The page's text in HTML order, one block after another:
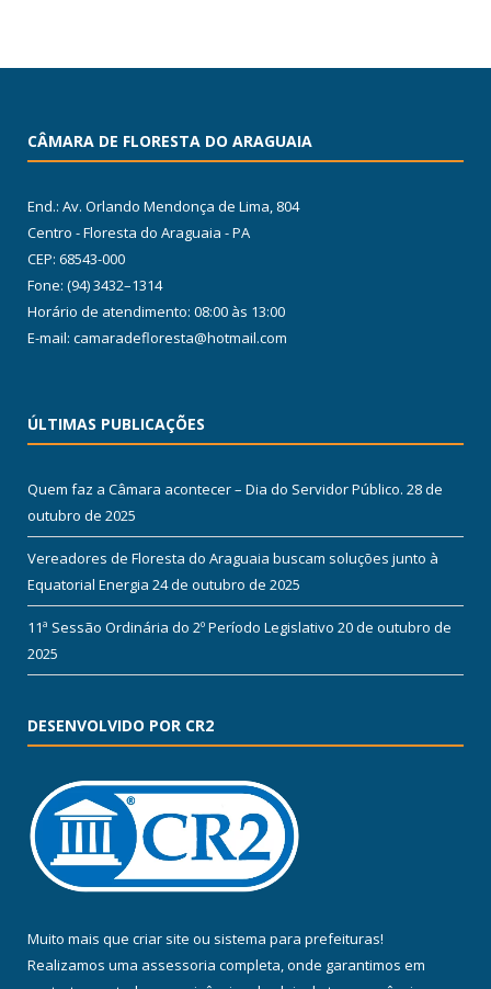
CÂMARA DE FLORESTA DO ARAGUAIA
End.: Av. Orlando Mendonça de Lima, 804
Centro - Floresta do Araguaia - PA
CEP: 68543-000
Fone: (94) 3432–1314
Horário de atendimento: 08:00 às 13:00
E-mail: camaradefloresta@hotmail.com
ÚLTIMAS PUBLICAÇÕES
Quem faz a Câmara acontecer – Dia do Servidor Público. 28 de
outubro de 2025
Vereadores de Floresta do Araguaia buscam soluções junto à
Equatorial Energia 24 de outubro de 2025
11ª Sessão Ordinária do 2º Período Legislativo 20 de outubro de
2025
DESENVOLVIDO POR CR2
Muito mais que criar site ou sistema para prefeituras!
Realizamos uma assessoria completa, onde garantimos em